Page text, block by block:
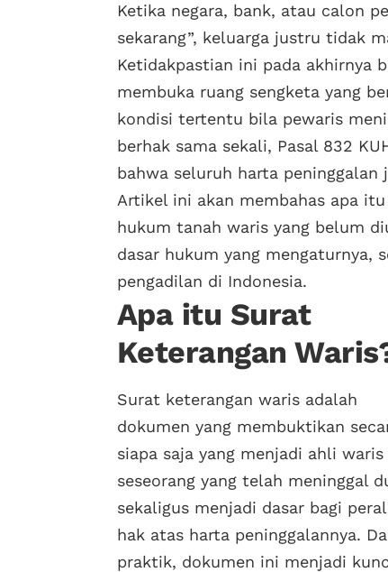
Ketika negara, bank, atau calon
sekarang”, keluarga justru tidak
Ketidakpastian ini pada akhirnya
membuka ruang sengketa yang
kondisi tertentu bila pewaris
berhak sama sekali, Pasal 832
bahwa seluruh harta
Artikel ini akan membahas apa
hukum tanah waris yang belum
dasar hukum yang
pengadilan di Indonesia.
Apa itu Surat
Keterangan Waris
Surat keterangan waris adalah
dokumen yang membuktikan
siapa saja yang menjadi ahli waris
seseorang yang telah meninggal
sekaligus menjadi dasar bagi
hak atas harta peninggalannya.
praktik, dokumen ini menjadi